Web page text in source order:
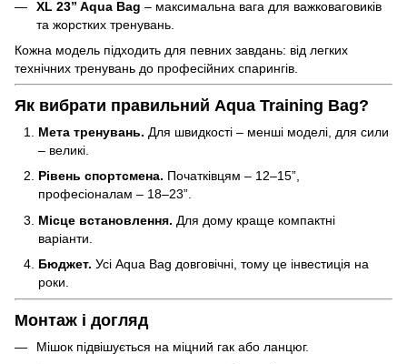
XL 23” Aqua Bag – максимальна вага для важковаговиків
та жорстких тренувань.
Кожна модель підходить для певних завдань: від легких
технічних тренувань до професійних спарингів.
Як вибрати правильний Aqua Training Bag?
Мета тренувань. Для швидкості – менші моделі, для сили
– великі.
Рівень спортсмена. Початківцям – 12–15”,
професіоналам – 18–23”.
Місце встановлення. Для дому краще компактні
варіанти.
Бюджет. Усі Aqua Bag довговічні, тому це інвестиція на
роки.
Монтаж і догляд
Мішок підвішується на міцний гак або ланцюг.